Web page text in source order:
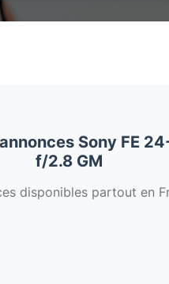
Sony FE
f/2.8 GM
disponibles partout en